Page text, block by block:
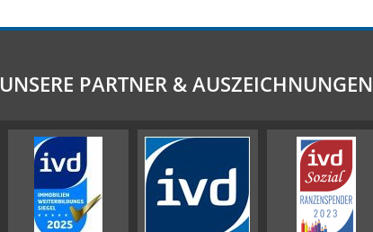
UNSERE PARTNER & AUSZEICHNUNGEN